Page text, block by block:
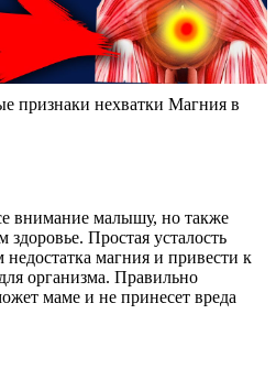
признаки нехватки Магния в
внимание малышу, но также
Простая усталость
магния и привести к
организма. Правильно
маме и не принесет вреда